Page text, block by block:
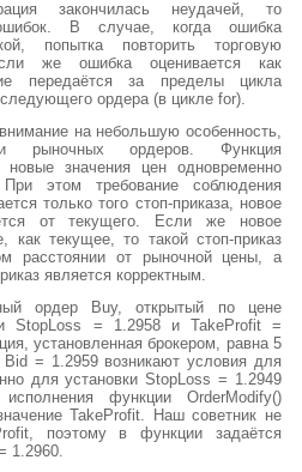
закончилась неудачей, то
ошибок. В случае, когда ошибка
попытка повторить торговую
же ошибка оценивается как
передаётся за пределы цикла
ордера (в цикле for).
на небольшую особенность,
рыночных ордеров. Функция
новые значения цен одновременно
этом требование соблюдения
только того стоп-приказа, новое
от текущего. Если же новое
как текущее, то такой стоп-приказ
расстоянии от рыночной цены, а
является корректным.
ордер Buy, открытый по цене
StopLoss = 1.2958 и TakeProfit =
установленная брокером, равна 5
= 1.2959 возникают условия для
для установки StopLoss = 1.2949
функции OrderModify()
TakeProfit. Наш советник не
поэтому в функции задаётся
1.2960.